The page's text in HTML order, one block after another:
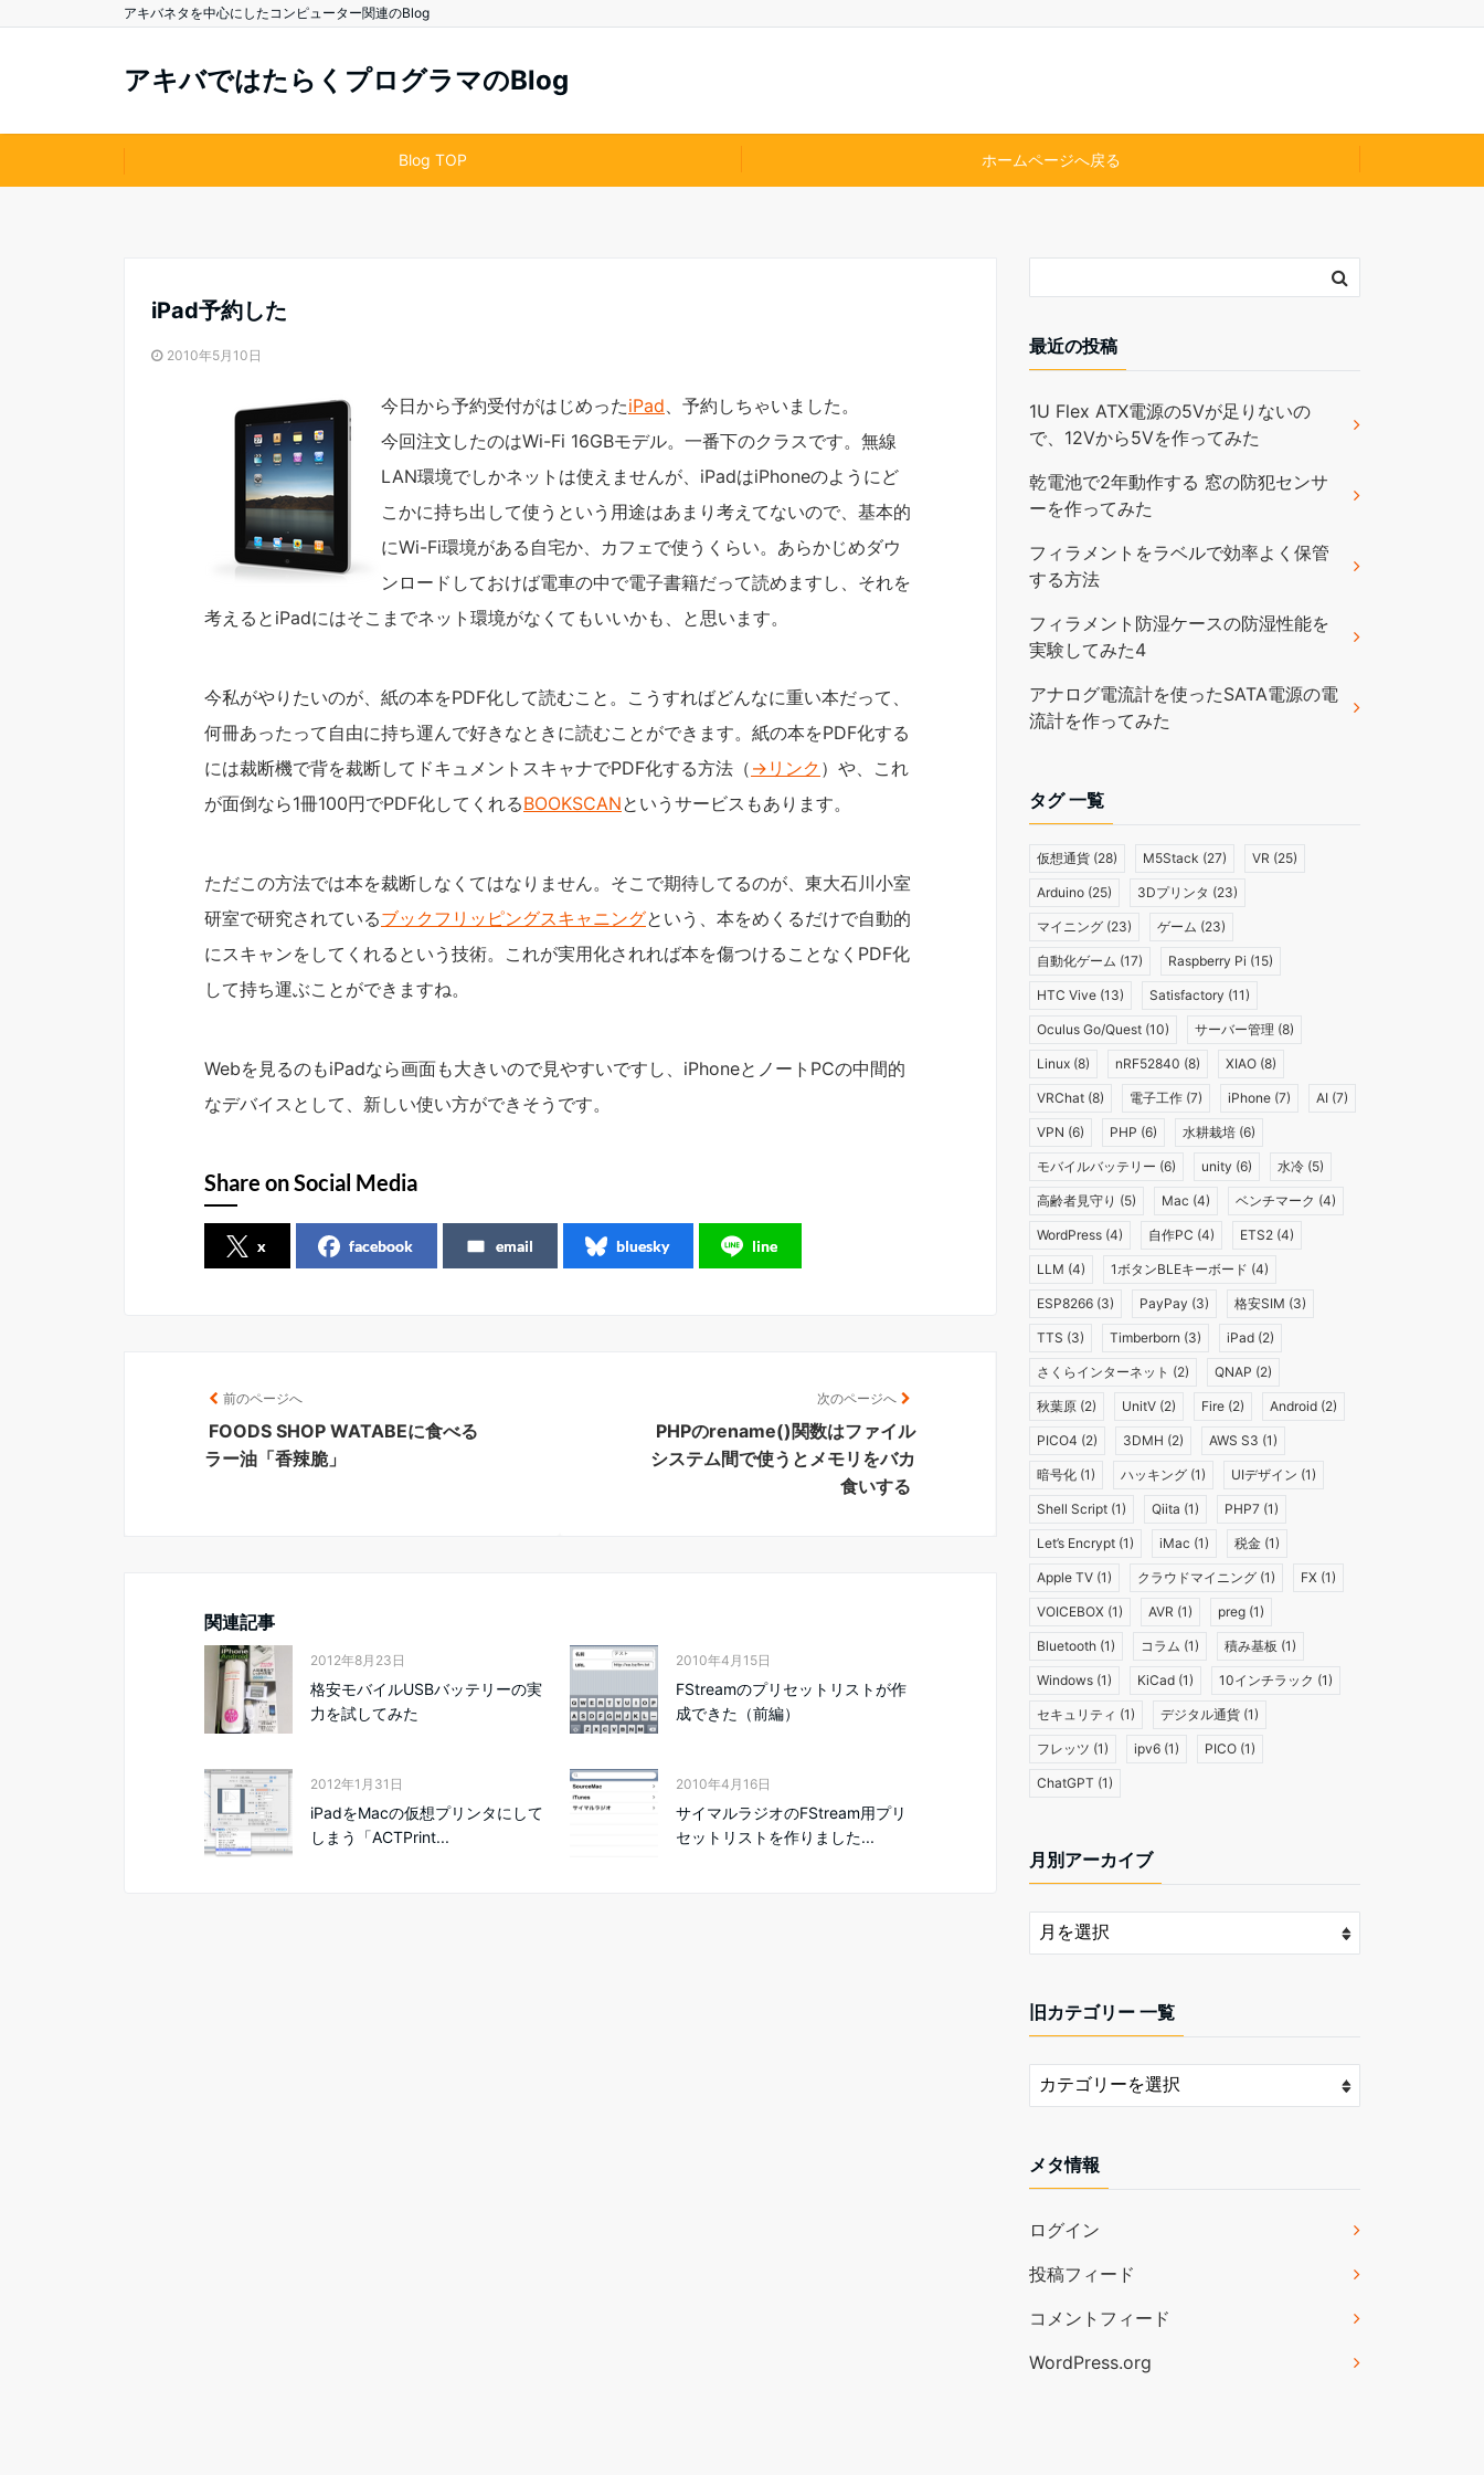
アキバネタを中心にしたコンピューター関連のBlog
アキバではたらくプログラマのBlog
Blog TOP ホームページへ戻る
iPad予約した
2010年5月10日
今日から予約受付がはじめったiPad、予約しちゃいました。
今回注文したのはWi-Fi 16GBモデル。一番下のクラスです。無線
LAN環境でしかネットは使えませんが、iPadはiPhoneのようにど
こかに持ち出して使うという用途はあまり考えてないので、基本的
にWi-Fi環境がある自宅か、カフェで使うくらい。あらかじめダウ
ンロードしておけば電車の中で電子書籍だって読めますし、それを
考えるとiPadにはそこまでネット環境がなくてもいいかも、と思います。
今私がやりたいのが、紙の本をPDF化して読むこと。こうすればどんなに重い本だって、
何冊あったって自由に持ち運んで好きなときに読むことができます。紙の本をPDF化する
には裁断機で背を裁断してドキュメントスキャナでPDF化する方法（ →リンク ）や、これ
が面倒なら1冊100円でPDF化してくれるBOOKSCANというサービスもあります。
ただこの方法では本を裁断しなくてはなりません。そこで期待してるのが、東大石川小室
研室で研究されているブックフリッピングスキャニングという、本をめくるだけで自動的
にスキャンをしてくれるという技術。これが実用化されれば本を傷つけることなくPDF化
して持ち運ぶことができますね。
Webを見るのもiPadなら画面も大きいので見やすいですし、iPhoneとノートPCの中間的
なデバイスとして、新しい使い方ができそうです。
Share on Social Media
x facebook email bluesky line
前のページへ
FOODS SHOP WATABEに食べる
ラー油「香辣脆」
次のページへ
PHPのrename()関数はファイル
システム間で使うとメモリをバカ
食いする
関連記事
2012年8月23日
格安モバイルUSBバッテリーの実
力を試してみた
2010年4月15日
FStreamのプリセットリストが作
成できた（前編）
2012年1月31日
iPadをMacの仮想プリンタにして
しまう「ACTPrint...
2010年4月16日
サイマルラジオのFStream用プリ
セットリストを作りました...
最近の投稿
1U Flex ATX電源の5Vが足りないの
で、12Vから5Vを作ってみた
乾電池で2年動作する 窓の防犯センサ
ーを作ってみた
フィラメントをラベルで効率よく保管
する方法
フィラメント防湿ケースの防湿性能を
実験してみた4
アナログ電流計を使ったSATA電源の電
流計を作ってみた
タグ 一覧
仮想通貨 (28) M5Stack (27) VR (25)
Arduino (25) 3Dプリンタ (23)
マイニング (23) ゲーム (23)
自動化ゲーム (17) Raspberry Pi (15)
HTC Vive (13) Satisfactory (11)
Oculus Go/Quest (10) サーバー管理 (8)
Linux (8) nRF52840 (8) XIAO (8)
VRChat (8) 電子工作 (7) iPhone (7) AI (7)
VPN (6) PHP (6) 水耕栽培 (6)
モバイルバッテリー (6) unity (6) 水冷 (5)
高齢者見守り (5) Mac (4) ベンチマーク (4)
WordPress (4) 自作PC (4) ETS2 (4)
LLM (4) 1ボタンBLEキーボード (4)
ESP8266 (3) PayPay (3) 格安SIM (3)
TTS (3) Timberborn (3) iPad (2)
さくらインターネット (2) QNAP (2)
秋葉原 (2) UnitV (2) Fire (2) Android (2)
PICO4 (2) 3DMH (2) AWS S3 (1)
暗号化 (1) ハッキング (1) UIデザイン (1)
Shell Script (1) Qiita (1) PHP7 (1)
Let’s Encrypt (1) iMac (1) 税金 (1)
Apple TV (1) クラウドマイニング (1) FX (1)
VOICEBOX (1) AVR (1) preg (1)
Bluetooth (1) コラム (1) 積み基板 (1)
Windows (1) KiCad (1) 10インチラック (1)
セキュリティ (1) デジタル通貨 (1)
フレッツ (1) ipv6 (1) PICO (1)
ChatGPT (1)
月別アーカイブ
旧カテゴリー 一覧
メタ情報
ログイン
投稿フィード
コメントフィード
WordPress.org